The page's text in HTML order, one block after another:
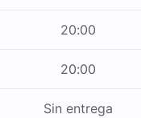
20:00
20:00
Sin entrega